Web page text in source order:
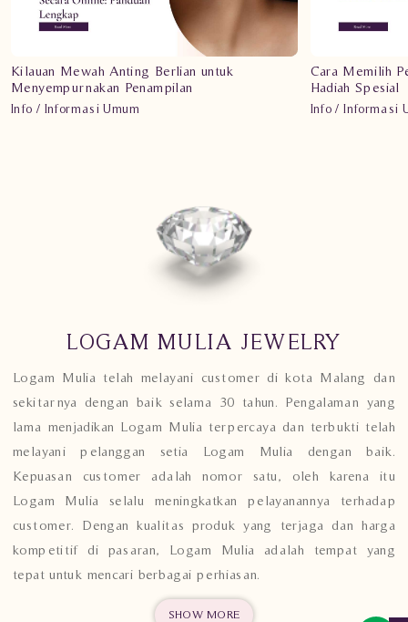
Kilauan Mewah Anting Berlian untuk
Menyempurnakan Penampilan
Info / Informasi Umum
Cara Memilih
Hadiah Spesial
Info / Informasi
LOGAM MULIA JEWELRY
Logam Mulia telah melayani customer di kota Malang dan
sekitarnya dengan baik selama 30 tahun. Pengalaman yang
lama menjadikan Logam Mulia terpercaya dan terbukti telah
melayani pelanggan setia Logam Mulia dengan baik.
Kepuasan customer adalah nomor satu, oleh karena itu
Logam Mulia selalu meningkatkan pelayanannya terhadap
customer. Dengan kualitas produk yang terjaga dan harga
kompetitif di pasaran, Logam Mulia adalah tempat yang
tepat untuk mencari berbagai perhiasan.
SHOW MORE